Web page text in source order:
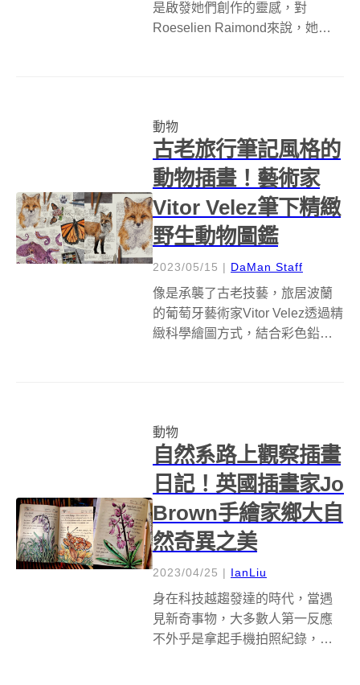
是啟發她們創作的靈感，對
Roeselien Raimond來說，她的創
馬賽克的形式呈現在大家眼...
動物
古老旅行筆記風格的
動物插畫！藝術家
Vitor Velez筆下精緻
野生動物圖鑑
2023/05/15 | DaMan Staff
像是承襲了古老技藝，旅居波蘭
的葡萄牙藝術家Vitor Velez透過精
緻科學繪圖方式，結合彩色鉛
品，會發現除了精...
動物
自然系路上觀察插畫
日記！英國插畫家Jo
Brown手繪家鄉大自
然奇異之美
2023/04/25 | IanLiu
身在科技越趨發達的時代，當遇
見新奇事物，大多數人第一反應
不外乎是拿起手機拍照紀錄，然